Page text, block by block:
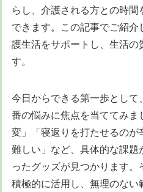
らし、介護される方との時
できます。この記事でご紹
護生活をサポートし、生活
す。
今日からできる第一歩とし
番の悩みに焦点を当ててみ
変」「寝返りを打たせるの
難しい」など、具体的な課
ったグッズが見つかります
積極的に活用し、無理のない